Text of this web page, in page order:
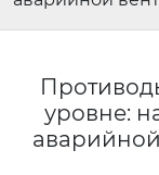
уровне: